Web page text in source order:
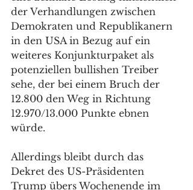
der Verhandlungen zwischen
Demokraten und Republikanern
in den USA in Bezug auf ein
weiteres Konjunkturpaket als
potenziellen bullishen Treiber
sehe, der bei einem Bruch der
12.800 den Weg in Richtung
12.970/13.000 Punkte ebnen
würde.
Allerdings bleibt durch das
Dekret des US-Präsidenten
Trump übers Wochenende im